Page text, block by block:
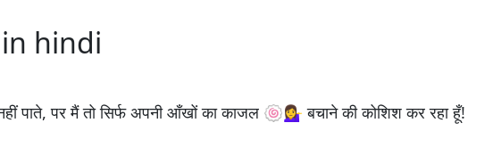
hindi
पाते, पर मैं तो सिर्फ अपनी आँखों का काजल 🍥💁‍♀️ बचाने की कोशिश कर रहा हूँ!